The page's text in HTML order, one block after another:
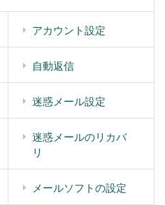
アカウント設定
自動返信
迷惑メール設定
迷惑メールのリカバ
リ
メールソフトの設定